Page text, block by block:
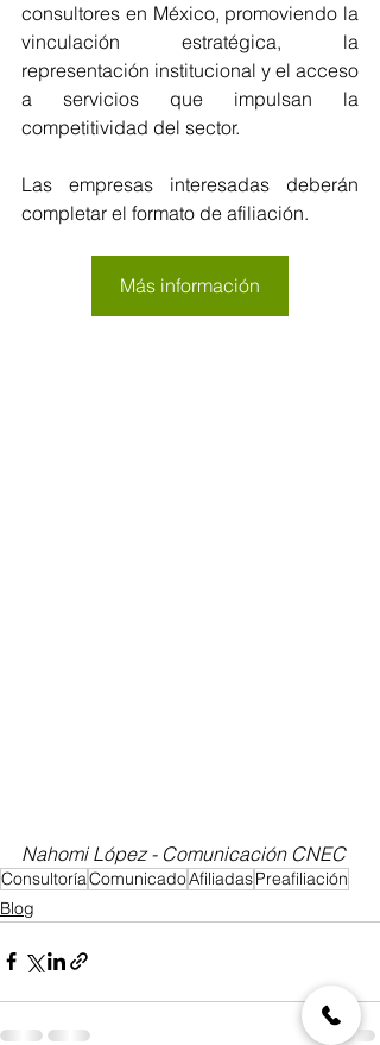
consultores en México, promoviendo la
vinculación estratégica, la
representación institucional y el acceso
a servicios que impulsan la
competitividad del sector.
Las empresas interesadas deberán
completar el formato de afiliación.
Más información
Nahomi López - Comunicación CNEC
ConsultoríaComunicadoAfiliadasPreafiliación
Blog